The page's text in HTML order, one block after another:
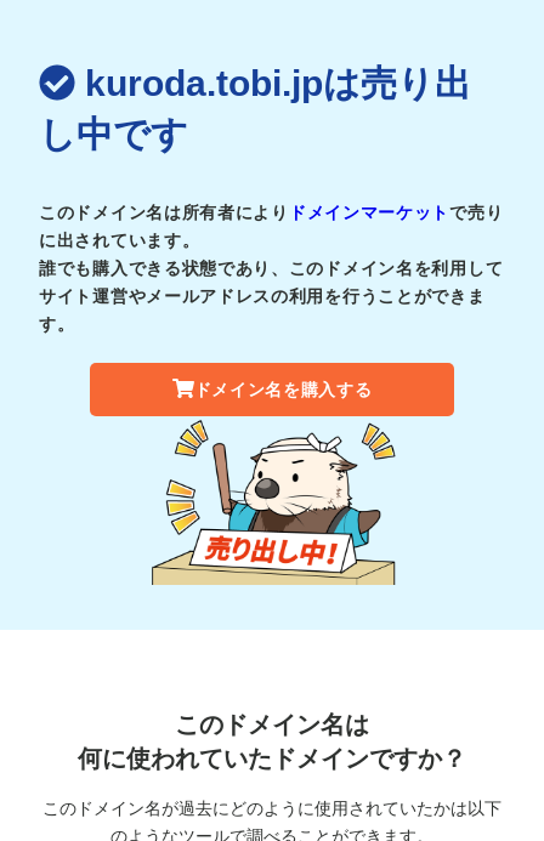
kuroda.tobi.jpは売り出
し中です
このドメイン名は所有者により ドメインマーケットで売り
に出されています。
誰でも購入できる状態であり、このドメイン名を利用して
サイト運営やメールアドレスの利用を行うことができま
す。
ドメイン名を購入する
このドメイン名は
何に使われていたドメインですか？
このドメイン名が過去にどのように使用されていたかは以下
のようなツールで調べることができます。